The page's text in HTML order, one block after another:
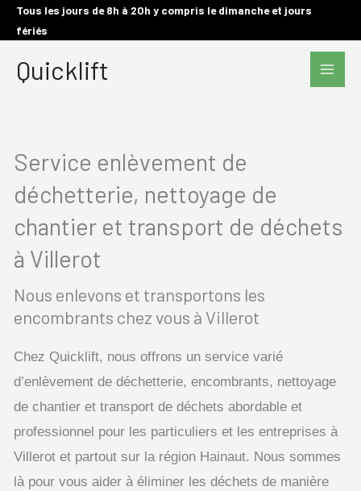
AllerTous les jours de 8h à 20h y compris le dimanche et jours
fériés
Quicklift
Main
Service enlèvement de
déchetterie, nettoyage de
chantier et transport de déchets
à Villerot
Nous enlevons et transportons les
encombrants chez vous à Villerot
Chez Quicklift, nous offrons un service varié
d’enlèvement de déchetterie, encombrants, nettoyage
de chantier et transport de déchets abordable et
professionnel pour les particuliers et les entreprises à
Villerot et partout sur la région Hainaut. Nous sommes
là pour vous aider à éliminer les déchets de manière